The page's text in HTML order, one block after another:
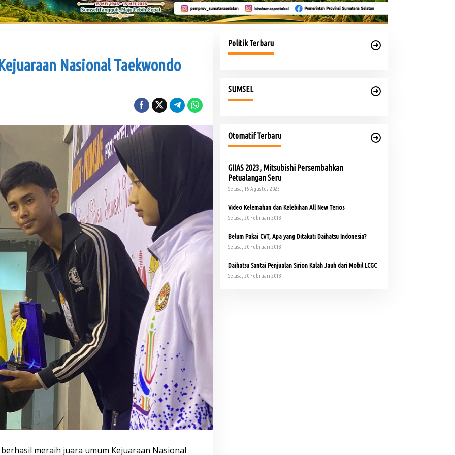
Nasional Taekwondo
meraih juara umum Kejuaraan Nasional
Politik Terbaru
SUMSEL
Otomatif Terbaru
GIIAS 2023, Mitsubishi Persembahkan
Petualangan Seru
Selasa, 15 Agustus 2023
Video Kelemahan dan Kelebihan All New Terios
Selasa, 20 Februari 2018
Belum Pakai CVT, Apa yang Ditakuti Daihatsu Indonesia?
Selasa, 20 Februari 2018
Daihatsu Santai Penjualan Sirion Kalah Jauh dari Mobil LCGC
Selasa, 20 Februari 2018